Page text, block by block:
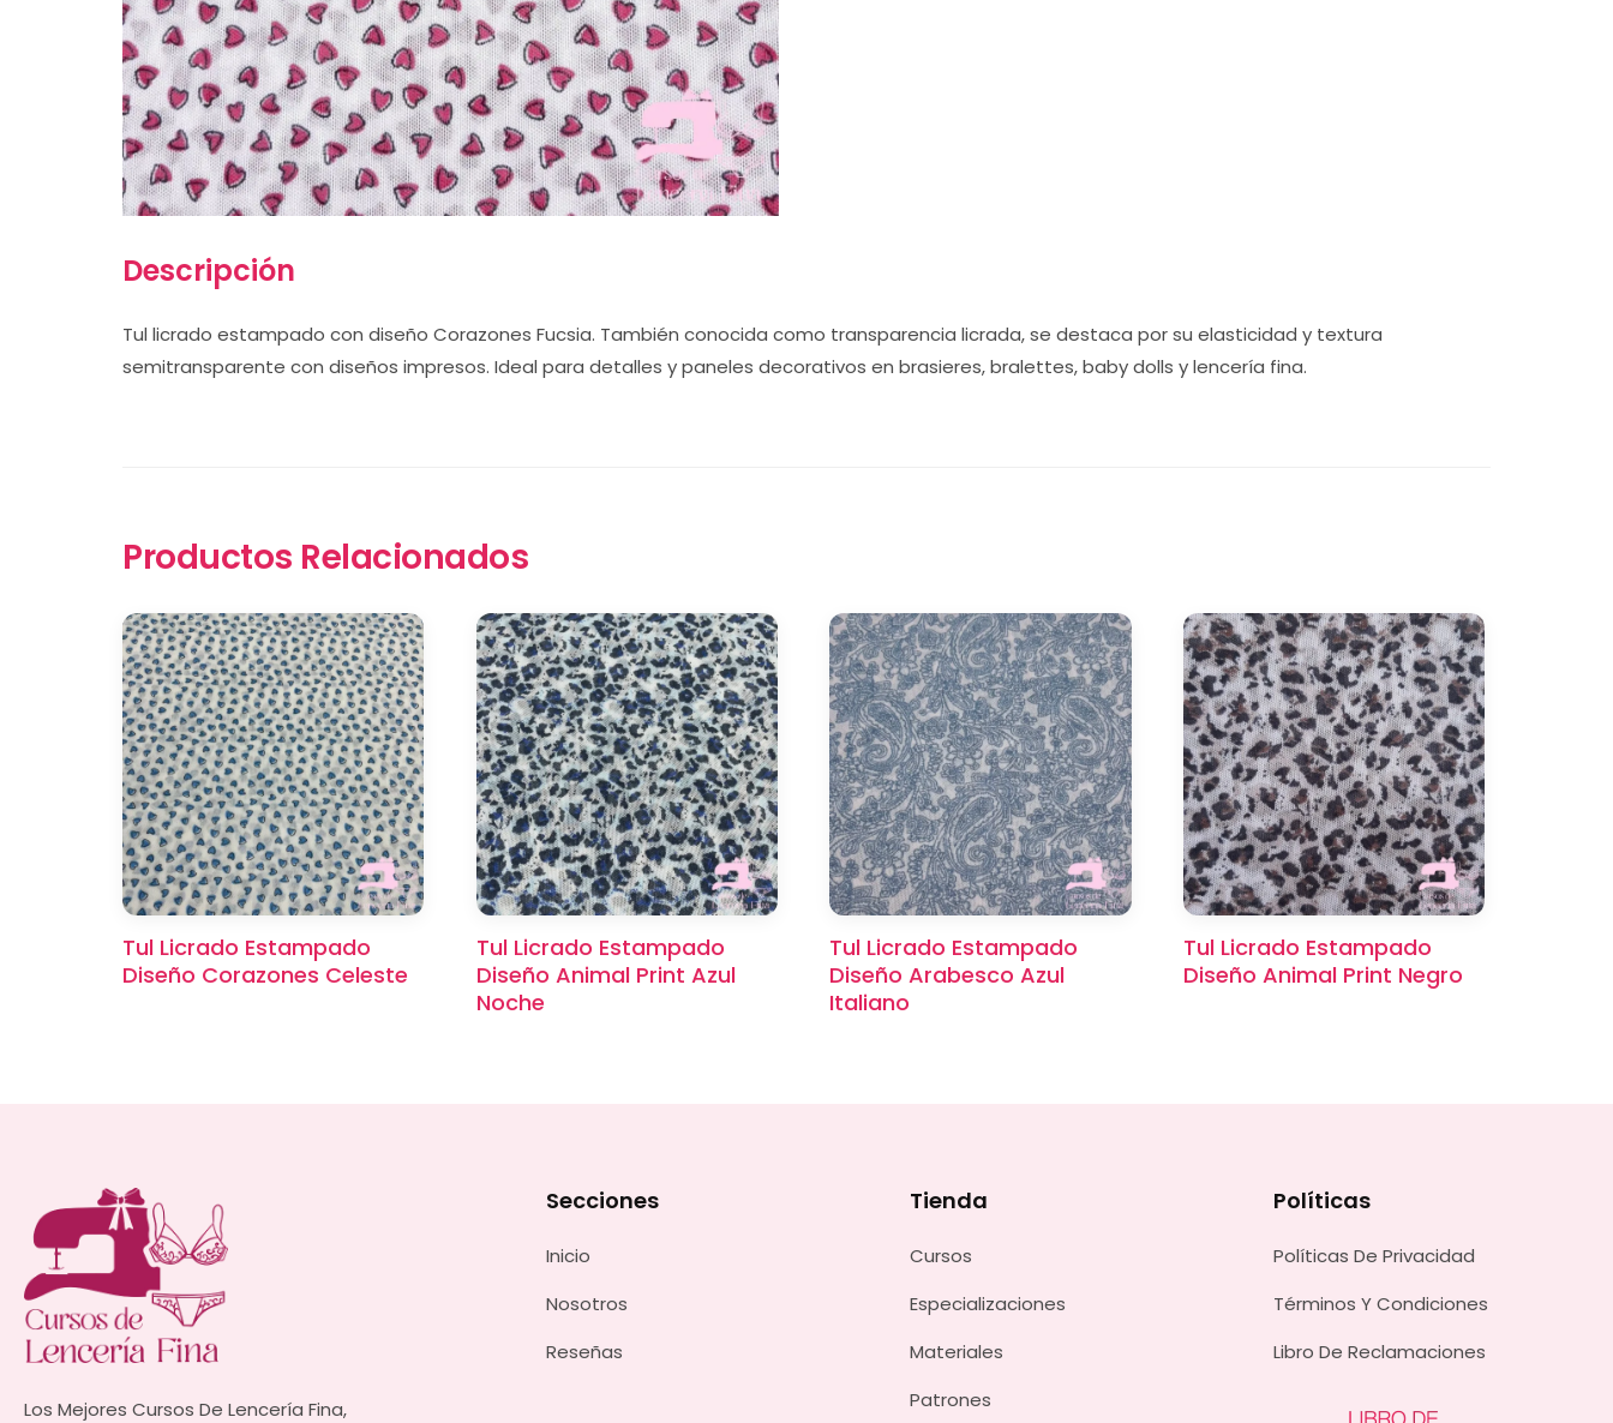
Descripción
Tul licrado estampado con diseño Corazones Fucsia. También conocida como transparencia licrada, se destaca por su elasticidad y textura
semitransparente con diseños impresos. Ideal para detalles y paneles decorativos en brasieres, bralettes, baby dolls y lencería fina.
Productos Relacionados
Tul Licrado Estampado
Diseño Corazones Celeste
Tul Licrado Estampado
Diseño Animal Print Azul
Noche
Tul Licrado Estampado
Diseño Arabesco Azul
Italiano
Tul Licrado Estampado
Diseño Animal Print Negro
Los Mejores Cursos De Lencería Fina,
Secciones
Inicio
Nosotros
Reseñas
Tienda
Cursos
Especializaciones
Materiales
Patrones
Políticas
Políticas De Privacidad
Términos Y Condiciones
Libro De Reclamaciones